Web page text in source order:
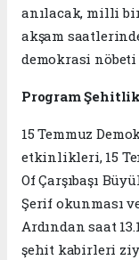
anılacak, milli
akşam
demokrasi
Program
15 Temmuz
etkinlikleri, 15
Of Çarşıbaşı
Şerif okunması
Ardından saat
şehit kabirleri